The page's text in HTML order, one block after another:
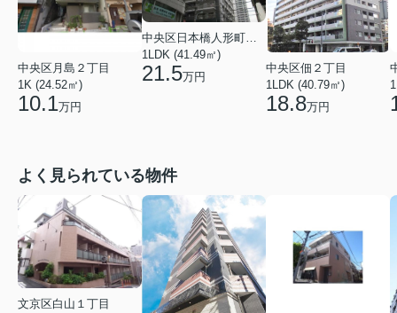
中央区月島２丁目
1K (24.52㎡)
10.1万円
中央区日本橋人形町２丁目
1LDK (41.49㎡)
21.5万円
中央区佃２丁目
1LDK (40.79㎡)
18.8万円
よく見られている物件
文京区白山１丁目